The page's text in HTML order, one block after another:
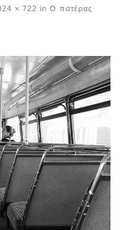
× 722 in Ο πατέρας